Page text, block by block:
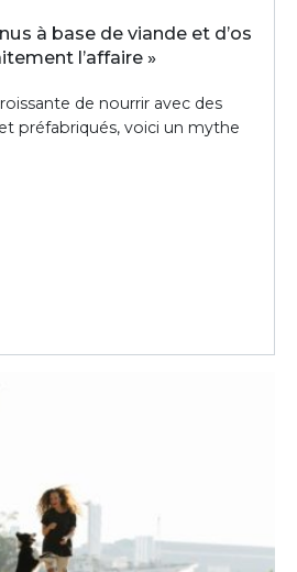
à base de viande et d’os
l’affaire »
de nourrir avec des
préfabriqués, voici un mythe